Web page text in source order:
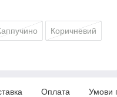
Коричневий
Оплата Умови